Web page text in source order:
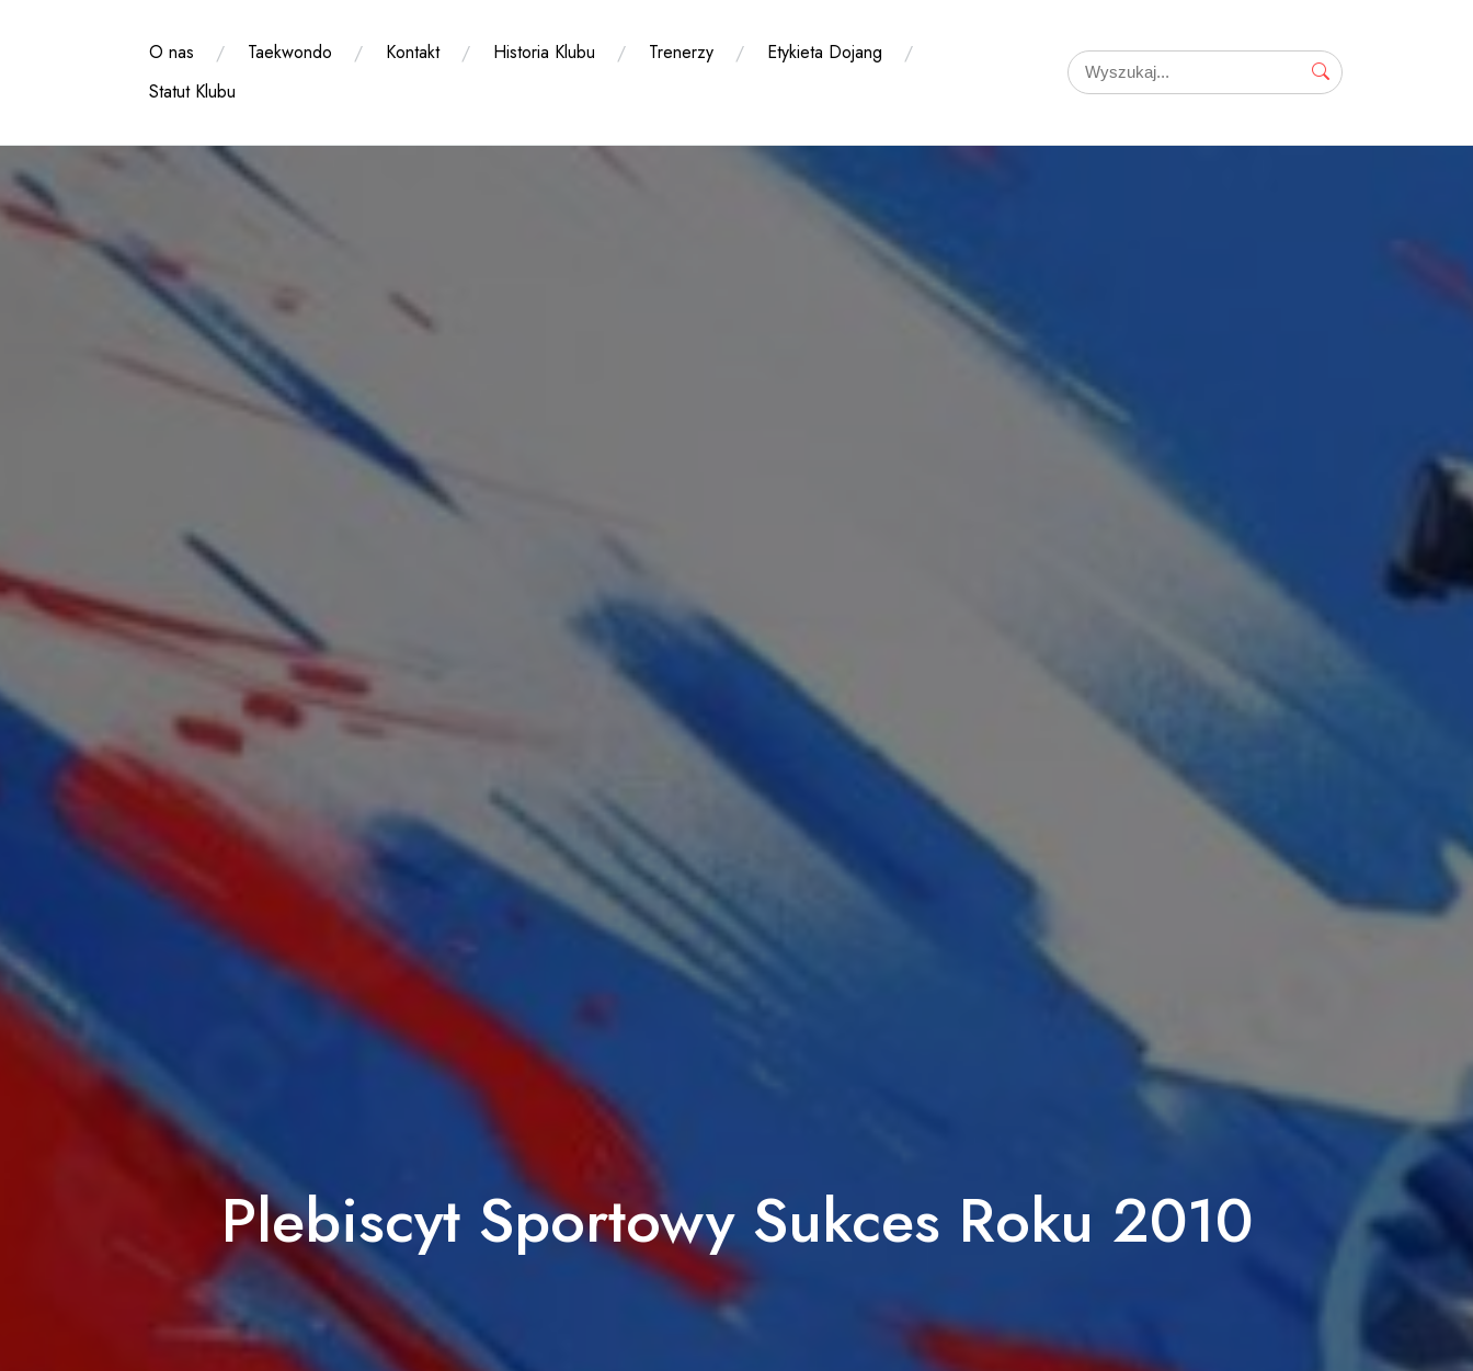
O nas Taekwondo Kontakt Historia Klubu Trenerzy
Etykieta Dojang
Statut Klubu
Plebiscyt Sportowy Sukces Roku 2010